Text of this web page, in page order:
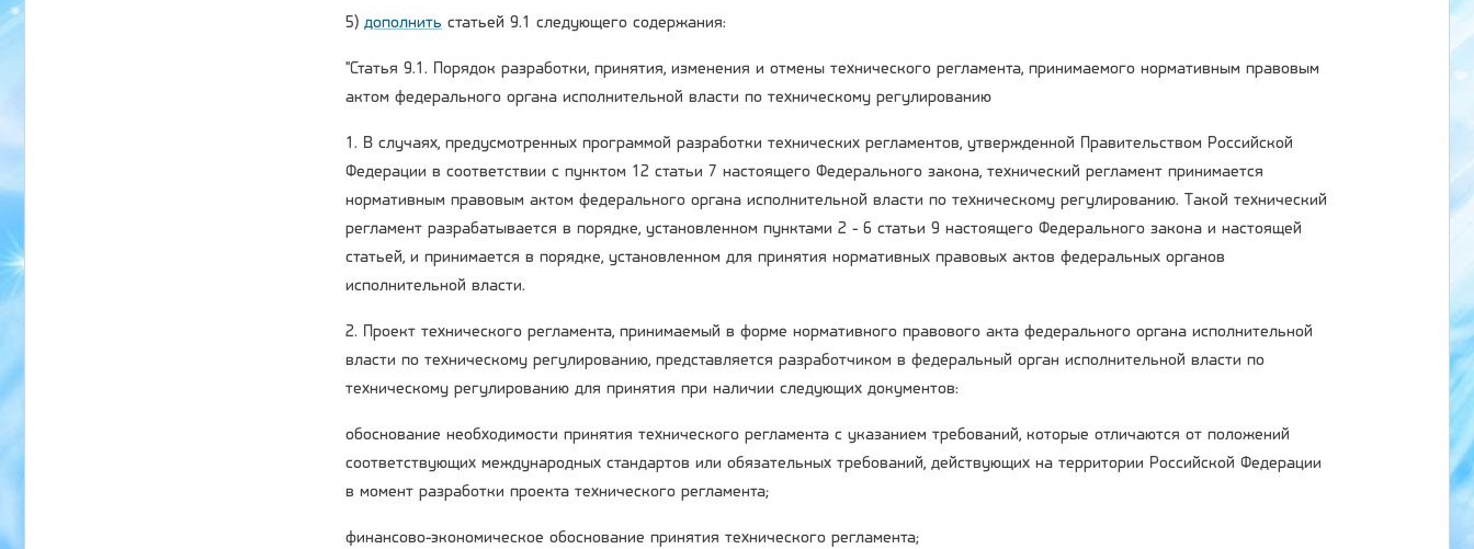
5) дополнить статьей 9.1 следующего содержания:
"Статья 9.1. Порядок разработки, принятия, изменения и отмены технического регламента, принимаемого нормативным правовым
актом федерального органа исполнительной власти по техническому регулированию
1. В случаях, предусмотренных программой разработки технических регламентов, утвержденной Правительством Российской
Федерации в соответствии с пунктом 12 статьи 7 настоящего Федерального закона, технический регламент принимается
нормативным правовым актом федерального органа исполнительной власти по техническому регулированию. Такой технический
регламент разрабатывается в порядке, установленном пунктами 2 - 6 статьи 9 настоящего Федерального закона и настоящей
статьей, и принимается в порядке, установленном для принятия нормативных правовых актов федеральных органов
исполнительной власти.
2. Проект технического регламента, принимаемый в форме нормативного правового акта федерального органа исполнительной
власти по техническому регулированию, представляется разработчиком в федеральный орган исполнительной власти по
техническому регулированию для принятия при наличии следующих документов:
обоснование необходимости принятия технического регламента с указанием требований, которые отличаются от положений
соответствующих международных стандартов или обязательных требований, действующих на территории Российской Федерации
в момент разработки проекта технического регламента;
финансово-экономическое обоснование принятия технического регламента;